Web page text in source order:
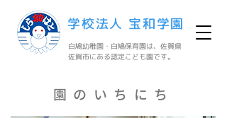
白鳩幼稚園・白鳩保育園は、佐賀県
佐賀市にある認定こども園です。
学校法人 宝和学園
園のいちにち